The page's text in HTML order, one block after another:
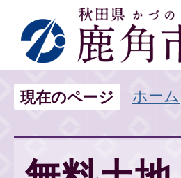
現在のページ ホーム